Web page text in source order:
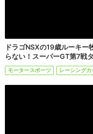
ドラゴNSXの19歳ルーキー
らない！スーパーGT第7戦
モータースポーツ レーシングカ